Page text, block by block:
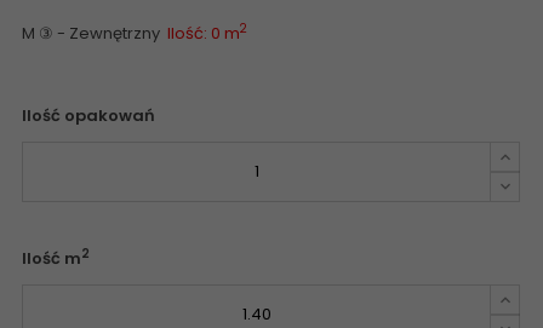
M ③ - Zewnętrzny Ilość: 0 m2
Ilość opakowań
Ilość m2